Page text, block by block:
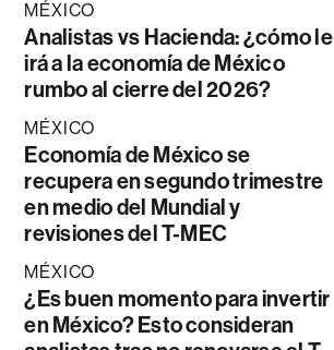
MÉXICO
Analistas vs Hacienda: ¿cómo le
irá a la economía de México
rumbo al cierre del 2026?
MÉXICO
Economía de México se
recupera en segundo trimestre
en medio del Mundial y
revisiones del T-MEC
MÉXICO
¿Es buen momento para invertir
en México? Esto consideran